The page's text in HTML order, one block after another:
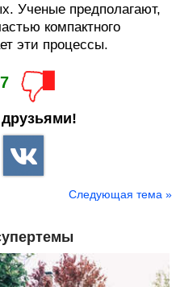
Ученые предполагают,
компактного
эти процессы.
Следующая тема »